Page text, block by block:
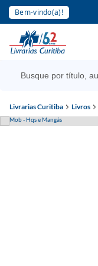
Bem-vindo(a)!
Livrarias Curitiba Livros